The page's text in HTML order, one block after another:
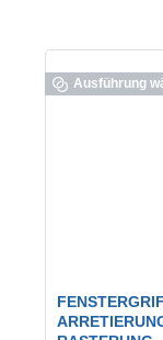
Ausführung